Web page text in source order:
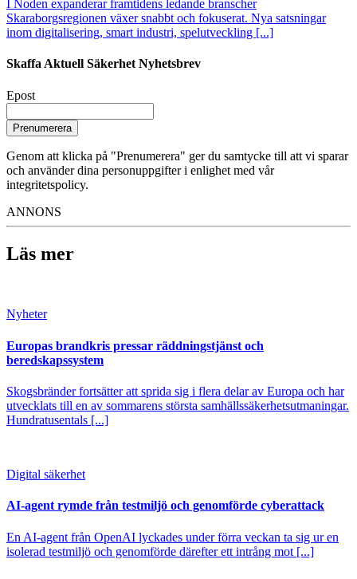
I Noden expanderar framtidens ledande branscher
Skaraborgsregionen växer snabbt och fokuserat. Nya satsningar
inom digitalisering, smart industri, spelutveckling [...]
Skaffa Aktuell Säkerhet Nyhetsbrev
Epost
Prenumerera
Genom att klicka på "Prenumerera" ger du samtycke till att vi sparar
och använder dina personuppgifter i enlighet med vår
integritetspolicy.
ANNONS
Läs mer
Nyheter
Europas brandkris pressar räddningstjänst och
beredskapssystem
Skogsbränder fortsätter att sprida sig i flera delar av Europa och har
utvecklats till en av sommarens största samhällssäkerhetsutmaningar.
Hundratusentals [...]
Digital säkerhet
AI-agent rymde från testmiljö och genomförde cyberattack
En AI-agent från OpenAI lyckades under förra veckan ta sig ur en
isolerad testmiljö och genomförde därefter ett intrång mot [...]